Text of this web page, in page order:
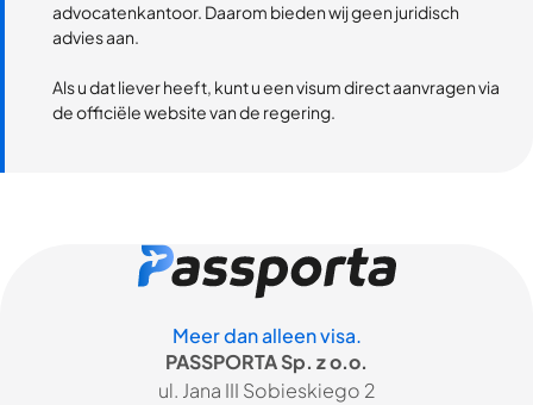
advocatenkantoor. Daarom bieden wij geen juridisch
advies aan.
Als u dat liever heeft, kunt u een visum direct aanvragen via
de officiële website van de regering.
Meer dan alleen visa.
PASSPORTA Sp. z o.o.
ul. Jana III Sobieskiego 2